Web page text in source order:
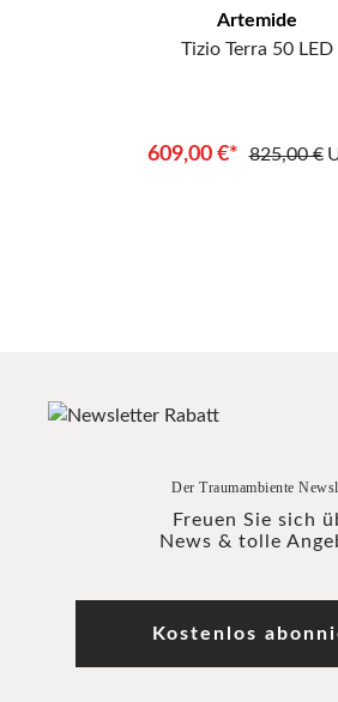
Artemide
Tizio Terra 50 LED
609,00 €* 825,00 €
Der Traumambiente
Freuen Sie sich
News & tolle
Kostenlos